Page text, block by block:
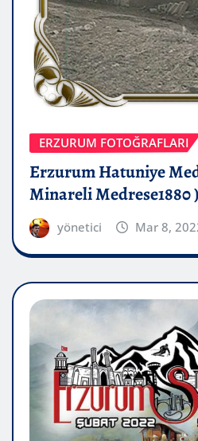
ERZURUM FOTOĞRAFLARI
Erzurum Hatuniye
Minareli Medrese1880 )
yönetici Mar 8,